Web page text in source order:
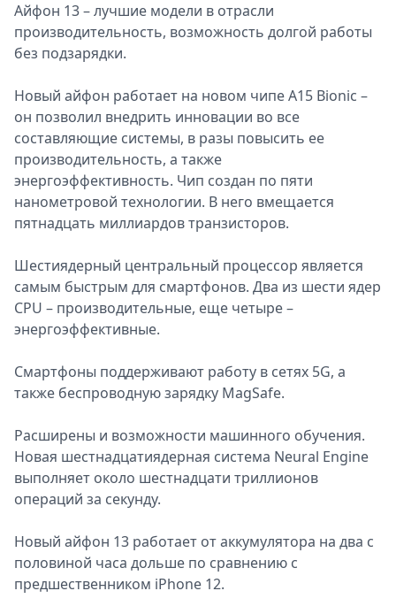
Айфон 13 – лучшие модели в отрасли
производительность, возможность долгой работы
без подзарядки.
Новый айфон работает на новом чипе А15 Bionic –
он позволил внедрить инновации во все
составляющие системы, в разы повысить ее
производительность, а также
энергоэффективность. Чип создан по пяти
нанометровой технологии. В него вмещается
пятнадцать миллиардов транзисторов.
Шестиядерный центральный процессор является
самым быстрым для смартфонов. Два из шести ядер
CPU – производительные, еще четыре –
энергоэффективные.
Смартфоны поддерживают работу в сетях 5G, а
также беспроводную зарядку MagSafe.
Расширены и возможности машинного обучения.
Новая шестнадцатиядерная система Neural Engine
выполняет около шестнадцати триллионов
операций за секунду.
Новый айфон 13 работает от аккумулятора на два с
половиной часа дольше по сравнению с
предшественником iPhone 12.